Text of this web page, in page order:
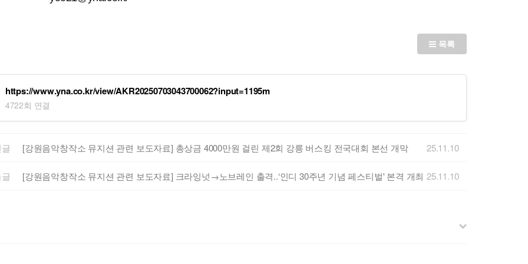
목록
https://www.yna.co.kr/view/AKR20250703043700062?input=1195m
4722회 연결
[강원음악창작소 뮤지션 관련 보도자료] 총상금 4000만원 걸린 제2회 강릉 버스킹 전국대회 본선 개막 25.11.10
[강원음악창작소 뮤지션 관련 보도자료] 크라잉넛→노브레인 출격..‘인디 30주년 기념 페스티벌' 본격 개최 25.11.10